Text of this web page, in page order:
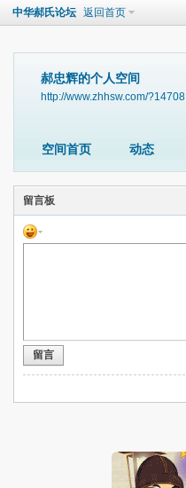
中华郝氏论坛 返回首页
郝忠辉的个人空间
http://www.zhhsw.com/?14708
空间首页 动态
留言板
留言